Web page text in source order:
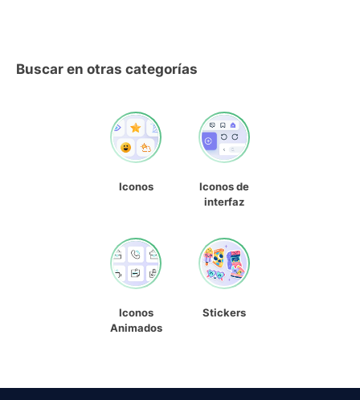
Buscar en otras categorías
Iconos
Iconos de
interfaz
Iconos
Animados
Stickers